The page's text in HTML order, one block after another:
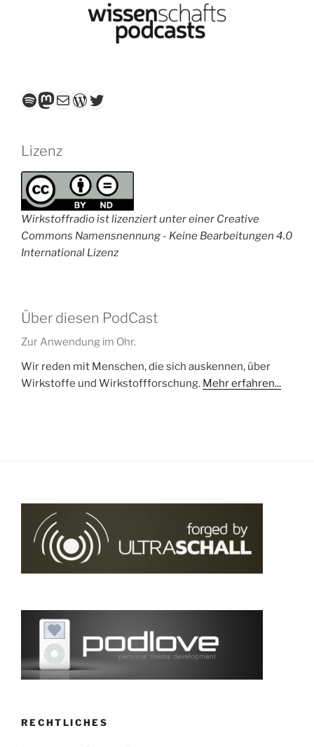
Spotify
Mastodon
E-MailWordPress
Twitter
Lizenz
Wirkstoffradio ist lizenziert unter einer Creative
Commons Namensnennung - Keine Bearbeitungen 4.0
International Lizenz
Über diesen PodCast
Zur Anwendung im Ohr.
Wir reden mit Menschen, die sich auskennen, über
Wirkstoffe und Wirkstoffforschung. Mehr erfahren...
RECHTLICHES